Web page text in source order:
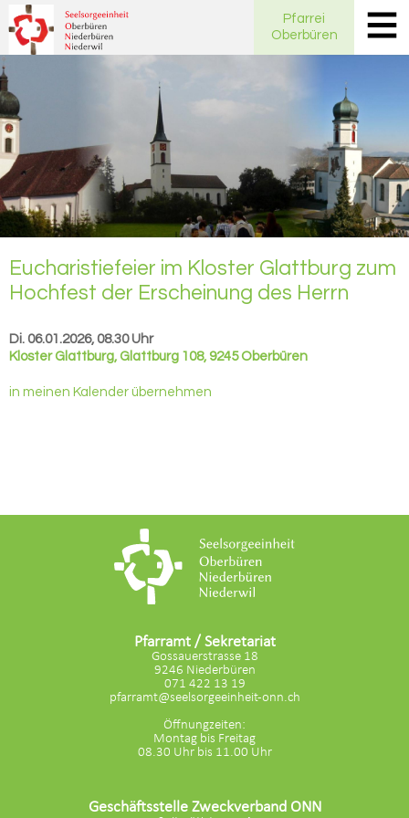
Pfarrei
Oberbüren
Eu­cha­ris­tie­fei­er im Klos­ter Glatt­burg zum
Hoch­fest der Er­schei­nung des Herrn
Di. 06.01.2026, 08.30 Uhr
Kloster Glattburg, Glattburg 108, 9245 Oberbüren
in meinen Kalender übernehmen
Pfarramt / Sekretariat
Gossauerstrasse 18
9246 Niederbüren
071 422 13 19
pfarramt@seelsorgeeinheit-onn.ch
Öffnungzeiten:
Montag bis Freitag
08.30 Uhr bis 11.00 Uhr
Geschäftsstelle Zweckverband ONN